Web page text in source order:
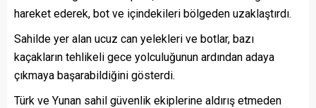
hareket ederek, bot ve içindekileri bölgeden uzaklaştırdı.
Sahilde yer alan ucuz can yelekleri ve botlar, bazı
kaçakların tehlikeli gece yolculuğunun ardından adaya
çıkmaya başarabildiğini gösterdi.
Türk ve Yunan sahil güvenlik ekiplerine aldırış etmeden